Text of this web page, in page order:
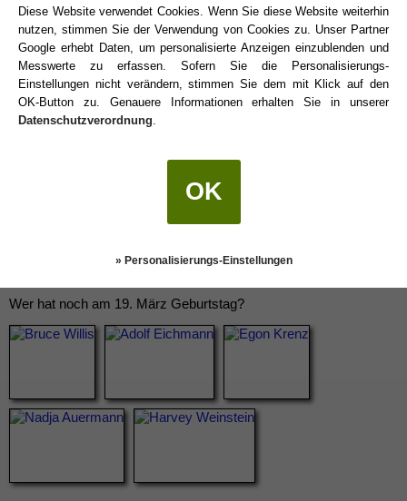
Fische Sternzeichen
Wer hat noch am 19. März Geburtstag?
Diese Website verwendet Cookies. Wenn Sie diese Website weiterhin
nutzen, stimmen Sie der Verwendung von Cookies zu. Unser Partner
Google erhebt Daten, um personalisierte Anzeigen einzublenden und
Messwerte zu erfassen. Sofern Sie die Personalisierungs-
Einstellungen nicht verändern, stimmen Sie dem mit Klick auf den
OK-Button zu. Genauere Informationen erhalten Sie in unserer
Datenschutzverordnung
OK
» Personalisierungs-Einstellungen